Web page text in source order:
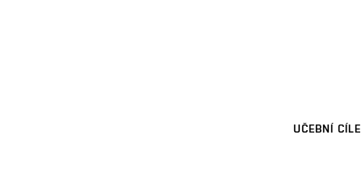
UČEBNÍ CÍLE